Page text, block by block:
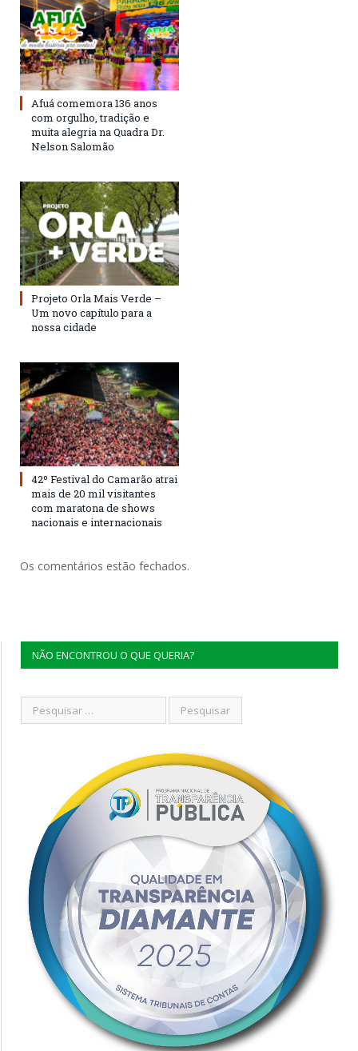
Afuá comemora 136 anos
com orgulho, tradição e
muita alegria na Quadra Dr.
Nelson Salomão
Projeto Orla Mais Verde –
Um novo capítulo para a
nossa cidade
42º Festival do Camarão atrai
mais de 20 mil visitantes
com maratona de shows
nacionais e internacionais
Os comentários estão fechados.
NÃO ENCONTROU O QUE QUERIA?